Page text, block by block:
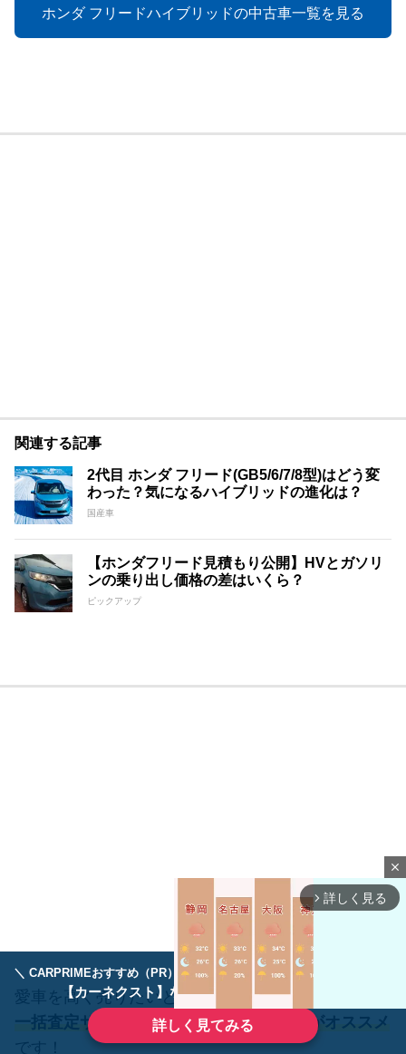
＼ CARPRIMEおすすめ（PR） ／ディーラーで手放すのはもったいない！
【カーネクスト】ならどんなクルマも高価買取
詳しく見てみる
ホンダ フリードハイブリッドの中古車一覧を見る
関連する記事
​​2代目 ホンダ フリード(GB5/6/7/8型)はどう変
わった？気になるハイブリッドの進化は？
国産車
【ホンダフリード見積もり公開】HVとガソリ
ンの乗り出し価格の差はいくら？
ピックアップ
愛車を高く売りたいとお考えの方は、
一括査定サイトで愛車の価格を調べるのがオススメ
です！
close
arrow_forward_ios 詳しく見る